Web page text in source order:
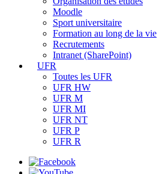
Moodle
Sport universitaire
Formation au long de la vie
Recrutements
Intranet (SharePoint)
UFR
Toutes les UFR
UFR HW
UFR M
UFR MI
UFR NT
UFR P
UFR R